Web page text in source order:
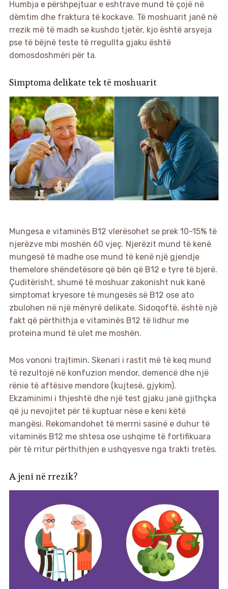
Humbja e përshpejtuar e eshtrave mund të çojë në
dëmtim dhe fraktura të kockave. Të moshuarit janë në
rrezik më të madh se kushdo tjetër, kjo është arsyeja
pse të bëjnë teste të rregullta gjaku është
domosdoshmëri për ta.
Simptoma delikate tek të moshuarit
Mungesa e vitaminës B12 vlerësohet se prek 10-15% të
njerëzve mbi moshën 60 vjeç. Njerëzit mund të kenë
mungesë të madhe ose mund të kenë një gjendje
themelore shëndetësore që bën që B12 e tyre të bjerë.
Çuditërisht, shumë të moshuar zakonisht nuk kanë
simptomat kryesore të mungesës së B12 ose ato
zbulohen në një mënyrë delikate. Sidoqoftë, është një
fakt që përthithja e vitaminës B12 të lidhur me
proteina mund të ulet me moshën.
Mos vononi trajtimin. Skenari i rastit më të keq mund
të rezultojë në konfuzion mendor, demencë dhe një
rënie të aftësive mendore (kujtesë, gjykim).
Ekzaminimi i thjeshtë dhe një test gjaku janë gjithçka
që ju nevojitet për të kuptuar nëse e keni këtë
mangësi. Rekomandohet të merrni sasinë e duhur të
vitaminës B12 me shtesa ose ushqime të fortifikuara
për të rritur përthithjen e ushqyesve nga trakti tretës.
A jeni në rrezik?